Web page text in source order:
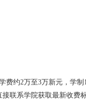
约2万至3万新元，学
联系学院获取最新收费标